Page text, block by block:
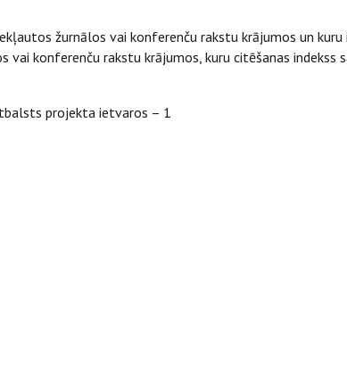
žurnālos vai konferenču rakstu krājumos un
konferenču rakstu krājumos, kuru citēšanas indekss
projekta ietvaros – 1